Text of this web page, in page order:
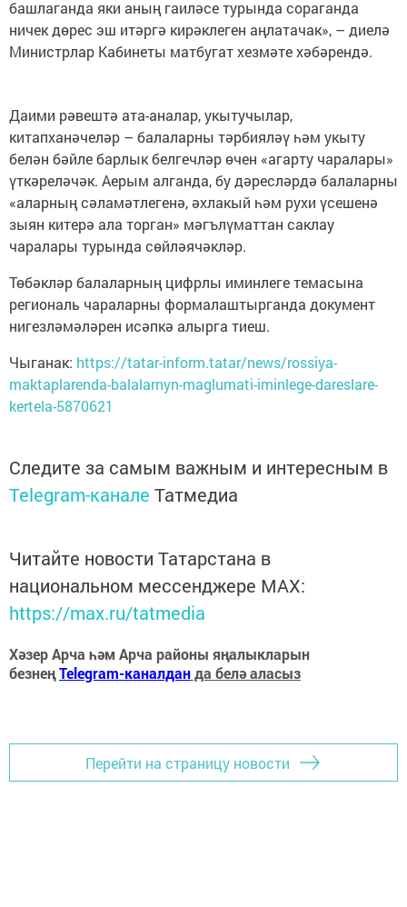
башлаганда яки аның гаиләсе турында сораганда
ничек дөрес эш итәргә кирәклеген аңлатачак», – диелә
Министрлар Кабинеты матбугат хезмәте хәбәрендә.
Даими рәвештә ата-аналар, укытучылар,
китапханәчеләр – балаларны тәрбияләү һәм укыту
белән бәйле барлык белгечләр өчен «агарту чаралары»
үткәреләчәк. Аерым алганда, бу дәресләрдә балаларны
«аларның сәламәтлегенә, әхлакый һәм рухи үсешенә
зыян китерә ала торган» мәгълүматтан саклау
чаралары турында сөйләячәкләр.
Төбәкләр балаларның цифрлы иминлеге темасына
региональ чараларны формалаштырганда документ
нигезләмәләрен исәпкә алырга тиеш.
Чыганак: https://tatar-inform.tatar/news/rossiya-
maktaplarenda-balalarnyn-maglumati-iminlege-dareslare-
kertela-5870621
Следите за самым важным и интересным в
Telegram-канале Татмедиа
Читайте новости Татарстана в
национальном мессенджере MАХ:
https://max.ru/tatmedia
Хәзер Арча һәм Арча районы яңалыкларын
безнеңTelegram-каналданда белә аласыз
Перейти на страницу новости